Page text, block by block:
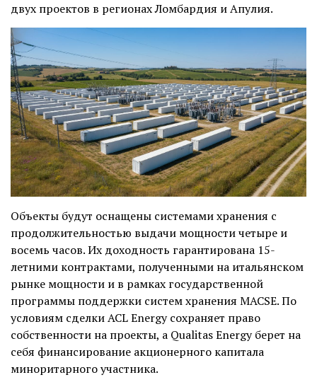
двух проектов в регионах Ломбардия и Апулия.
Объекты будут оснащены системами хранения с
продолжительностью выдачи мощности четыре и
восемь часов. Их доходность гарантирована 15-
летними контрактами, полученными на итальянском
рынке мощности и в рамках государственной
программы поддержки систем хранения MACSE. По
условиям сделки ACL Energy сохраняет право
собственности на проекты, а Qualitas Energy берет на
себя финансирование акционерного капитала
миноритарного участника.